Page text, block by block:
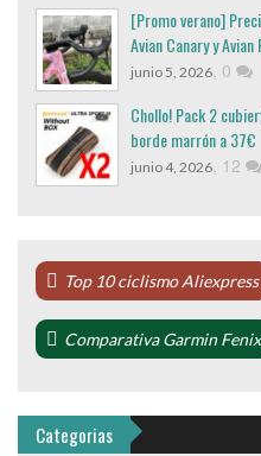
[Promo verano]
Avian Canary y
junio 5, 2026, 0
Chollo! Pack 2
borde marrón a 37€
junio 4, 2026, 12
Top 10 ciclismo Aliexpress
Comparativa Garmin Fenix
Categorias